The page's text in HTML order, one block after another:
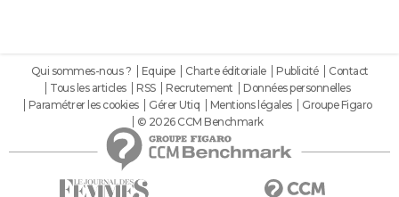
Qui sommes-nous ? Equipe Charte éditoriale Publicité
Contact
Tous les articles
RSS Recrutement
Données personnelles
Paramétrer les cookies
Gérer Utiq Mentions légales
Groupe Figaro
© 2026 CCM Benchmark